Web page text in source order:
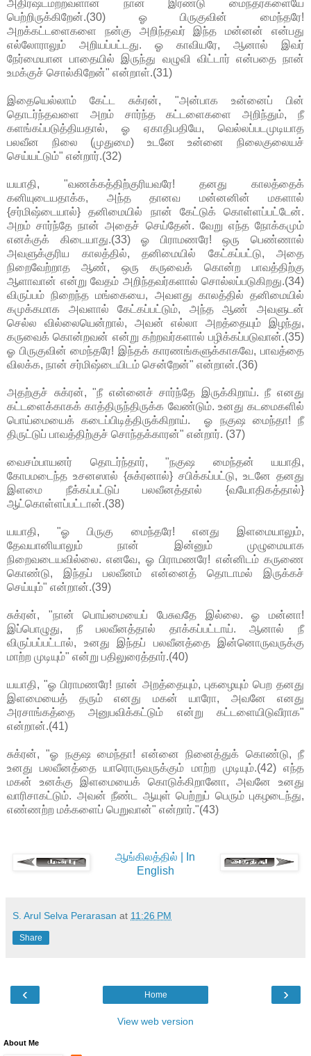
அதிர்ஷ்டமற்றவளான நான் இரண்டு மைந்தர்களையே
பெற்றிருக்கிறேன்.(30) ஓ பிருகுவின் மைந்தரே!
அறக்கட்டளைகளை நன்கு அறிந்தவர் இந்த மன்னன் என்பது
எல்லோராலும் அறியப்பட்டது. ஓ காவியரே, ஆனால் இவர்
நேர்மையான பாதையில் இருந்து வழுவி விட்டார் என்பதை நான்
உமக்குச் சொல்கிறேன்" என்றாள்.(31)
இதையெல்லாம் கேட்ட சுக்ரன், "அன்பாக உன்னைப் பின்
தொடர்ந்தவளை அறம் சார்ந்த கட்டளைகளை அறிந்தும், நீ
களங்கப்படுத்தியதால், ஓ ஏகாதிபதியே, வெல்லப்படமுடியாத
பலவீன நிலை (முதுமை) உடனே உன்னை நிலைகுலையச்
செய்யட்டும்" என்றார்.(32)
யயாதி, "வணக்கத்திற்குரியவரே! தனது காலத்தைக்
கனியுடையதாக்க, அந்த தானவ மன்னனின் மகளால்
{சர்மிஷ்டையால்} தனிமையில் நான் கேட்டுக் கொள்ளப்பட்டேன்.
அறம் சார்ந்தே நான் அதைச் செய்தேன். வேறு எந்த நோக்கமும்
எனக்குக் கிடையாது.(33) ஓ பிராமணரே! ஒரு பெண்ணால்
அவளுக்குரிய காலத்தில், தனிமையில் கேட்கப்பட்டு, அதை
நிறைவேற்றாத ஆண், ஒரு கருவைக் கொன்ற பாவத்திற்கு
ஆளாவான் என்று வேதம் அறிந்தவர்களால் சொல்லப்படுகிறது.(34)
விருப்பம் நிறைந்த மங்கையை, அவளது காலத்தில் தனிமையில்
கமுக்கமாக அவளால் கேட்கப்பட்டும், அந்த ஆண் அவளுடன்
செல்ல வில்லையென்றால், அவன் எல்லா அறத்தையும் இழந்து,
கருவைக் கொன்றவன் என்று கற்றவர்களால் பழிக்கப்படுவான்.(35)
ஓ பிருகுவின் மைந்தரே! இந்தக் காரணங்களுக்காகவே, பாவத்தை
விலக்க, நான் சர்மிஷ்டையிடம் சென்றேன்" என்றான்.(36)
அதற்குச் சுக்ரன், "நீ என்னைச் சார்ந்தே இருக்கிறாய். நீ எனது
கட்டளைக்காகக் காத்திருந்திருக்க வேண்டும். உனது கடமைகளில்
பொய்மையைக் கடைப்பிடித்திருக்கிறாய். ஓ நகுஷ மைந்தா! நீ
திருட்டுப் பாவத்திற்குச் சொந்தக்காரன்" என்றார். (37)
வைசம்பாயனர் தொடர்ந்தார், "நகுஷ மைந்தன் யயாதி,
கோபமடைந்த உசனஸால் {சுக்ரனால்} சபிக்கப்பட்டு, உடனே தனது
இளமை நீக்கப்பட்டுப் பலவீனத்தால் {வயோதிகத்தால்}
ஆட்கொள்ளப்பட்டான்.(38)
யயாதி, "ஓ பிருகு மைந்தரே! எனது இளமையாலும்,
தேவயானியாலும் நான் இன்னும் முழுமையாக
நிறைவடையவில்லை. எனவே, ஓ பிராமணரே! என்னிடம் கருணை
கொண்டு, இந்தப் பலவீனம் என்னைத் தொடாமல் இருக்கச்
செய்யும்" என்றான்.(39)
சுக்ரன், "நான் பொய்மையைப் பேசுவதே இல்லை. ஓ மன்னா!
இப்பொழுது, நீ பலவீனத்தால் தாக்கப்பட்டாய். ஆனால் நீ
விருப்பப்பட்டால், உனது இந்தப் பலவீனத்தை இன்னொருவருக்கு
மாற்ற முடியும்" என்று பதிலுரைத்தார்.(40)
யயாதி, "ஓ பிராமணரே! நான் அறத்தையும், புகழையும் பெற தனது
இளமையைத் தரும் எனது மகன் யாரோ, அவனே எனது
அரசாங்கத்தை அனுபவிக்கட்டும் என்று கட்டளையிடுவீராக"
என்றான்.(41)
சுக்ரன், "ஓ நகுஷ மைந்தா! என்னை நினைத்துக் கொண்டு, நீ
உனது பலவீனத்தை யாரொருவருக்கும் மாற்ற முடியும்.(42) எந்த
மகன் உனக்கு இளமையைக் கொடுக்கிறானோ, அவனே உனது
வாரிசாகட்டும். அவன் நீண்ட ஆயுள் பெற்றுப் பெரும் புகழடைந்து,
எண்ணற்ற மக்களைப் பெறுவான்" என்றார்."(43)
ஆங்கிலத்தில் | In
English
S. Arul Selva Perarasan at 11:26 PM
Share
‹ ›
Home
View web version
About Me